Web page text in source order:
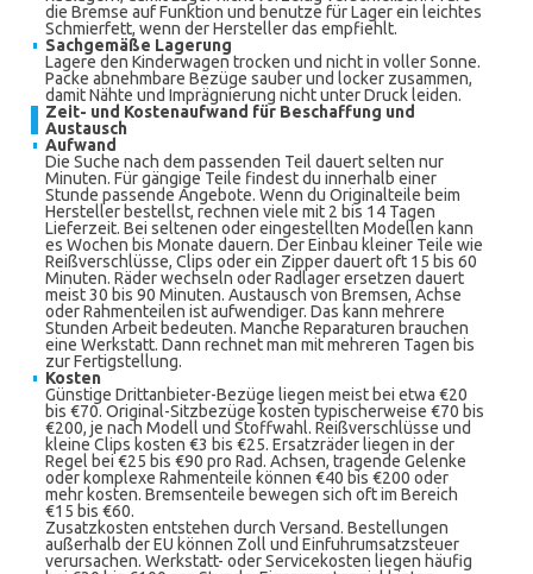
die Bremse auf Funktion und benutze für Lager ein leichtes
Schmierfett, wenn der Hersteller das empfiehlt.
Sachgemäße Lagerung
Lagere den Kinderwagen trocken und nicht in voller Sonne.
Packe abnehmbare Bezüge sauber und locker zusammen,
damit Nähte und Imprägnierung nicht unter Druck leiden.
Zeit- und Kostenaufwand für Beschaffung und
Austausch
Aufwand
Die Suche nach dem passenden Teil dauert selten nur
Minuten. Für gängige Teile findest du innerhalb einer
Stunde passende Angebote. Wenn du Originalteile beim
Hersteller bestellst, rechnen viele mit 2 bis 14 Tagen
Lieferzeit. Bei seltenen oder eingestellten Modellen kann
es Wochen bis Monate dauern. Der Einbau kleiner Teile wie
Reißverschlüsse, Clips oder ein Zipper dauert oft 15 bis 60
Minuten. Räder wechseln oder Radlager ersetzen dauert
meist 30 bis 90 Minuten. Austausch von Bremsen, Achse
oder Rahmenteilen ist aufwendiger. Das kann mehrere
Stunden Arbeit bedeuten. Manche Reparaturen brauchen
eine Werkstatt. Dann rechnet man mit mehreren Tagen bis
zur Fertigstellung.
Kosten
Günstige Drittanbieter-Bezüge liegen meist bei etwa €20
bis €70. Original-Sitzbezüge kosten typischerweise €70 bis
€200, je nach Modell und Stoffwahl. Reißverschlüsse und
kleine Clips kosten €3 bis €25. Ersatzräder liegen in der
Regel bei €25 bis €90 pro Rad. Achsen, tragende Gelenke
oder komplexe Rahmenteile können €40 bis €200 oder
mehr kosten. Bremsenteile bewegen sich oft im Bereich
€15 bis €60.
Zusatzkosten entstehen durch Versand. Bestellungen
außerhalb der EU können Zoll und Einfuhrumsatzsteuer
verursachen. Werkstatt- oder Servicekosten liegen häufig